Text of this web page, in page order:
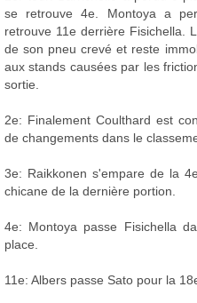
se retrouve 4e. Montoya a
retrouve 11e derrière Fisichella.
de son pneu crevé et reste
aux stands causées par les
sortie.
2e: Finalement Coulthard est
de changements dans le
3e: Raikkonen s'empare de la
chicane de la dernière portion.
4e: Montoya passe Fisichella
place.
11e: Albers passe Sato pour la